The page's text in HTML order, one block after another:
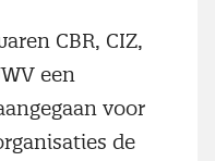
CBR, CIZ,
een
voor
de